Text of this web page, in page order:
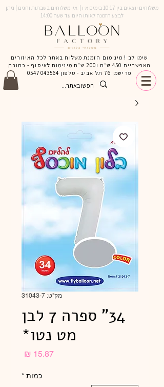
משלוחים יוצאים בין 10-17 בימים א-ו | אין משלוחים בשבתות וחגים | ניתן
לבצע הזמנה לאותו היום עד שעה 14:00
שימו לב ! מינימום הזמנת משלוח באתר לכל האיזורים
האפשריים 450 ש״ח ו200 ש״ח מינימום לאיסוף - כתובת
פרישמן 76 תל אביב - טלפון
0547043564
מק"ט: 31043-7
34" ספרה 7 לבן
מט נטו*
כמות *